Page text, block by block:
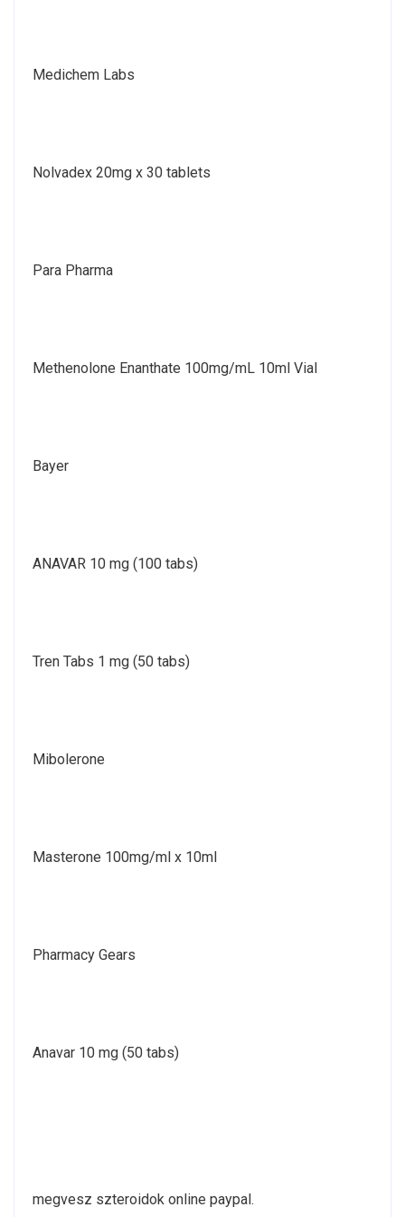
Medichem Labs
Nolvadex 20mg x 30 tablets
Para Pharma
Methenolone Enanthate 100mg/mL 10ml Vial
Bayer
ANAVAR 10 mg (100 tabs)
Tren Tabs 1 mg (50 tabs)
Mibolerone
Masterone 100mg/ml x 10ml
Pharmacy Gears
Anavar 10 mg (50 tabs)
megvesz szteroidok online paypal.